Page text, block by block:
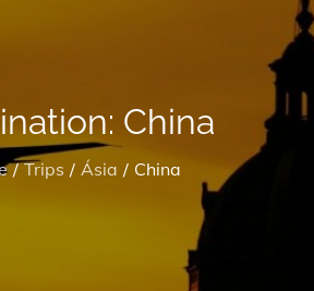
China
Trips Ásia China